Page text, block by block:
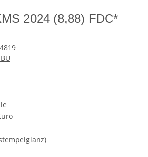
2024 (8,88) FDC*